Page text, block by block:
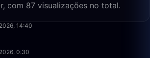
com 87 visualizações no total.
14:40
0:30